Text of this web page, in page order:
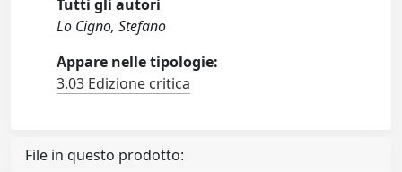
Tutti gli autori
Lo Cigno, Stefano
Appare nelle tipologie:
3.03 Edizione critica
File in questo prodotto: